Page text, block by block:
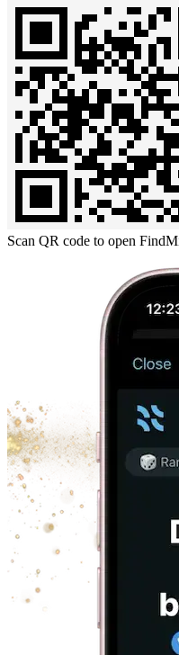
Scan QR code to open